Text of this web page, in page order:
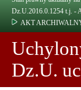
Dz.U.2016.0.1254 t.j. -
AKT ARCHIWALNY
Dz.U.